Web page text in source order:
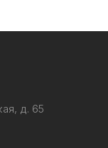
д. 65